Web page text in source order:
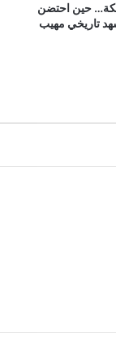
حين احتضن
تاريخي مهيب